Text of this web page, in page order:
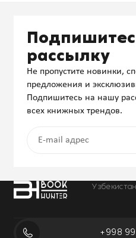
+998
рассылку
Не пропустите новинки,
предложения и
Подпишитесь на нашу
всех книжных трендов.